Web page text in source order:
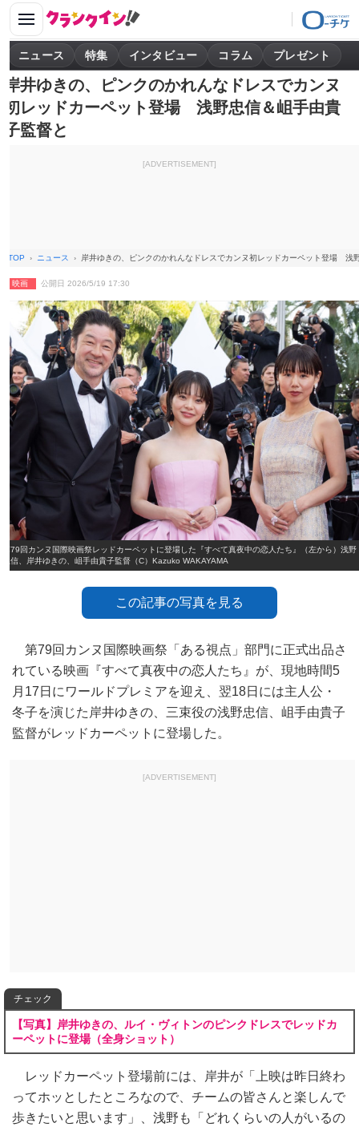
ニュース 特集 インタビュー コラム プレゼント
岸井ゆきの、ピンクのかれんなドレスでカンヌ
初レッドカーペット登場 浅野忠信＆岨手由貴
子監督と
[ADVERTISEMENT]
TOP ニュース 岸井ゆきの、ピンクのかれんなドレスでカンヌ初レッドカーペット登場 浅
映画 公開日 2026/5/19 17:30
第79回カンヌ国際映画祭レッドカーペットに登場した『すべて真夜中の恋人たち』（左から）浅野
忠信、岸井ゆきの、岨手由貴子監督（C）Kazuko WAKAYAMA
この記事の写真を見る
第79回カンヌ国際映画祭「ある視点」部門に正式出品さ
れている映画『すべて真夜中の恋人たち』が、現地時間5
月17日にワールドプレミアを迎え、翌18日には主人公・
冬子を演じた岸井ゆきの、三束役の浅野忠信、岨手由貴子
監督がレッドカーペットに登場した。
[ADVERTISEMENT]
チェック
【写真】岸井ゆきの、ルイ・ヴィトンのピンクドレスでレッドカ
ーペットに登場（全身ショット）
レッドカーペット登場前には、岸井が「上映は昨日終わ
ってホッとしたところなので、チームの皆さんと楽しんで
歩きたいと思います」、浅野も「どれくらいの人がいるの